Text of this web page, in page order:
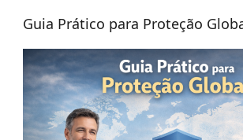
Guia Prático para Proteção